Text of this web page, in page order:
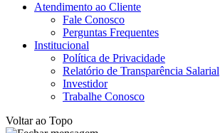
Atendimento ao Cliente
Fale Conosco
Perguntas Frequentes
Institucional
Política de Privacidade
Relatório de Transparência Salarial
Investidor
Trabalhe Conosco
Voltar ao Topo